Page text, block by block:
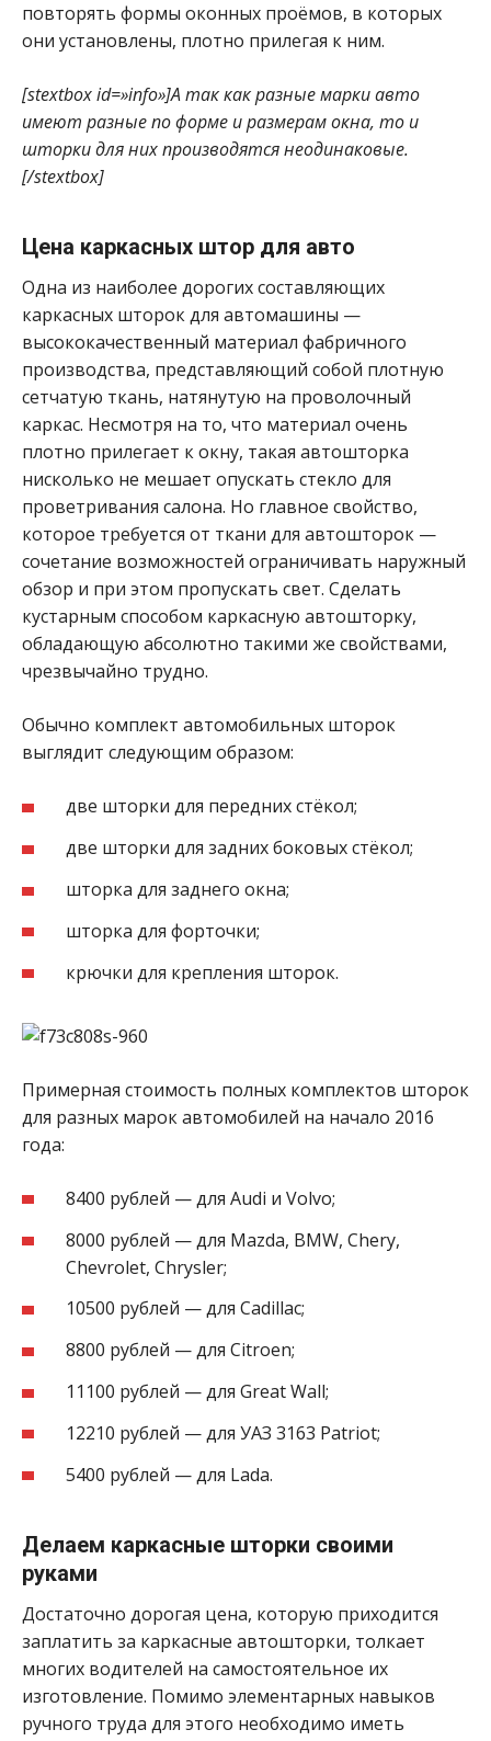
повторять формы оконных проёмов, в которых
они установлены, плотно прилегая к ним.
[stextbox id=»info»]А так как разные марки авто
имеют разные по форме и размерам окна, то и
шторки для них производятся неодинаковые.
[/stextbox]
Цена каркасных штор для авто
Одна из наиболее дорогих составляющих
каркасных шторок для автомашины —
высококачественный материал фабричного
производства, представляющий собой плотную
сетчатую ткань, натянутую на проволочный
каркас. Несмотря на то, что материал очень
плотно прилегает к окну, такая автошторка
нисколько не мешает опускать стекло для
проветривания салона. Но главное свойство,
которое требуется от ткани для автошторок —
сочетание возможностей ограничивать наружный
обзор и при этом пропускать свет. Сделать
кустарным способом каркасную автошторку,
обладающую абсолютно такими же свойствами,
чрезвычайно трудно.
Обычно комплект автомобильных шторок
выглядит следующим образом:
две шторки для передних стёкол;
две шторки для задних боковых стёкол;
шторка для заднего окна;
шторка для форточки;
крючки для крепления шторок.
Примерная стоимость полных комплектов шторок
для разных марок автомобилей на начало 2016
года:
8400 рублей — для Audi и Volvo;
8000 рублей — для Mazda, BMW, Chery,
Chevrolet, Chrysler;
10500 рублей — для Cadillac;
8800 рублей — для Citroen;
11100 рублей — для Great Wall;
12210 рублей — для УАЗ 3163 Patriot;
5400 рублей — для Lada.
Делаем каркасные шторки своими
руками
Достаточно дорогая цена, которую приходится
заплатить за каркасные автошторки, толкает
многих водителей на самостоятельное их
изготовление. Помимо элементарных навыков
ручного труда для этого необходимо иметь